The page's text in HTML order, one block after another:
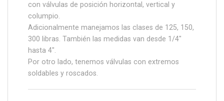
con válvulas de posición horizontal, vertical y
columpio.
Adicionalmente manejamos las clases de 125, 150,
300 libras. También las medidas van desde 1/4″
hasta 4″.
Por otro lado, tenemos válvulas con extremos
soldables y roscados.